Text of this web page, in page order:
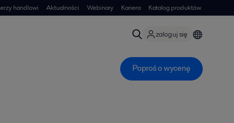
handlowi Aktualności Webinary Kariera Katalog produktów
zaloguj się
Poproś o wycenę